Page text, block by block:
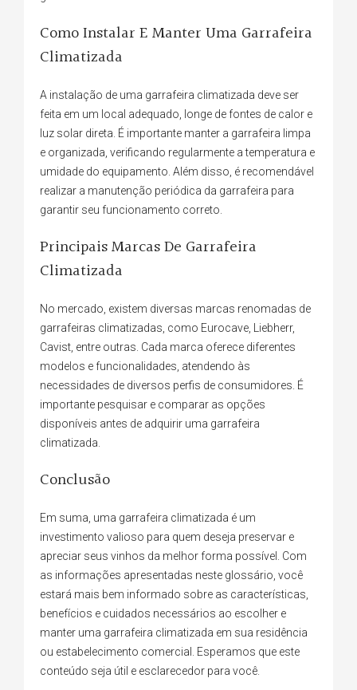
Como Instalar E Manter Uma Garrafeira
Climatizada
A instalação de uma garrafeira climatizada deve ser
feita em um local adequado, longe de fontes de calor e
luz solar direta. É importante manter a garrafeira limpa
e organizada, verificando regularmente a temperatura e
umidade do equipamento. Além disso, é recomendável
realizar a manutenção periódica da garrafeira para
garantir seu funcionamento correto.
Principais Marcas De Garrafeira
Climatizada
No mercado, existem diversas marcas renomadas de
garrafeiras climatizadas, como Eurocave, Liebherr,
Cavist, entre outras. Cada marca oferece diferentes
modelos e funcionalidades, atendendo às
necessidades de diversos perfis de consumidores. É
importante pesquisar e comparar as opções
disponíveis antes de adquirir uma garrafeira
climatizada.
Conclusão
Em suma, uma garrafeira climatizada é um
investimento valioso para quem deseja preservar e
apreciar seus vinhos da melhor forma possível. Com
as informações apresentadas neste glossário, você
estará mais bem informado sobre as características,
benefícios e cuidados necessários ao escolher e
manter uma garrafeira climatizada em sua residência
ou estabelecimento comercial. Esperamos que este
conteúdo seja útil e esclarecedor para você.